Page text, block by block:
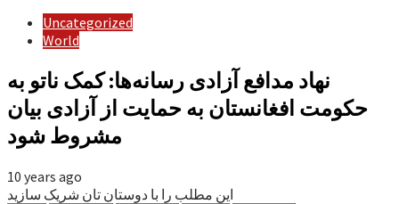
Uncategorized
World
نهاد مدافع آزادی رسانه‌ها: کمک ناتو به
حکومت افغانستان به حمایت از آزادی بیان
مشروط شود
10 years ago
این مطلب را با دوستان تان شریک سازید